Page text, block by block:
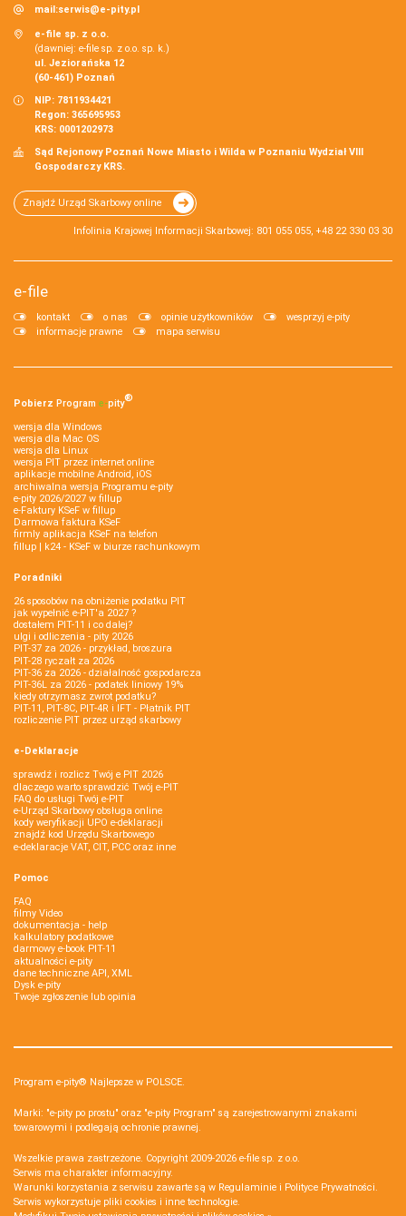
mail:serwis@e-pity.pl
e-file sp. z o.o.
(dawniej: e-file sp. z o.o. sp. k.)
ul. Jeziorańska 12
(60-461) Poznań
NIP: 7811934421
Regon: 365695953
KRS: 0001202973
Sąd Rejonowy Poznań Nowe Miasto i Wilda w Poznaniu Wydział VIII
Gospodarczy KRS.
Znajdź Urząd Skarbowy online
Infolinia Krajowej Informacji Skarbowej: 801 055 055, +48 22 330 03 30
e-file
kontakt o nas opinie użytkowników
wesprzyj e-pity
informacje prawne
mapa serwisu
Pobierz Program e‑pity®
wersja dla Windows
wersja dla Mac OS
wersja dla Linux
wersja PIT przez internet online
aplikacje mobilne Android, iOS
archiwalna wersja Programu e-pity
e-pity 2026/2027 w fillup
e‑Faktury KSeF w fillup
Darmowa faktura KSeF
firmly aplikacja KSeF na telefon
fillup | k24 - KSeF w biurze rachunkowym
Poradniki
26 sposobów na obniżenie podatku PIT
jak wypełnić e-PIT'a 2027 ?
dostałem PIT-11 i co dalej?
ulgi i odliczenia - pity 2026
PIT-37 za 2026 - przykład, broszura
PIT-28 ryczałt za 2026
PIT-36 za 2026 - działalność gospodarcza
PIT-36L za 2026 - podatek liniowy 19%
kiedy otrzymasz zwrot podatku?
PIT-11, PIT-8C, PIT-4R i IFT - Płatnik PIT
rozliczenie PIT przez urząd skarbowy
e-Deklaracje
sprawdź i rozlicz Twój e PIT 2026
dlaczego warto sprawdzić Twój e-PIT
FAQ do usługi Twój e-PIT
e-Urząd Skarbowy obsługa online
kody weryfikacji UPO e-deklaracji
znajdź kod Urzędu Skarbowego
e-deklaracje VAT, CIT, PCC oraz inne
Pomoc
FAQ
filmy Video
dokumentacja - help
kalkulatory podatkowe
darmowy e-book PIT-11
aktualności e-pity
dane techniczne API, XML
Dysk e-pity
Twoje zgłoszenie lub opinia
Program e-pity® Najlepsze w POLSCE.
Marki: "e-pity po prostu" oraz "e-pity Program" są zarejestrowanymi znakami
towarowymi i podlegają ochronie prawnej.
Wszelkie prawa zastrzeżone. Copyright 2009-2026 e-file sp. z o.o.
Serwis ma charakter informacyjny.
Warunki korzystania z serwisu zawarte są w Regulaminie i Polityce Prywatności.
Serwis wykorzystuje pliki cookies i inne technologie.